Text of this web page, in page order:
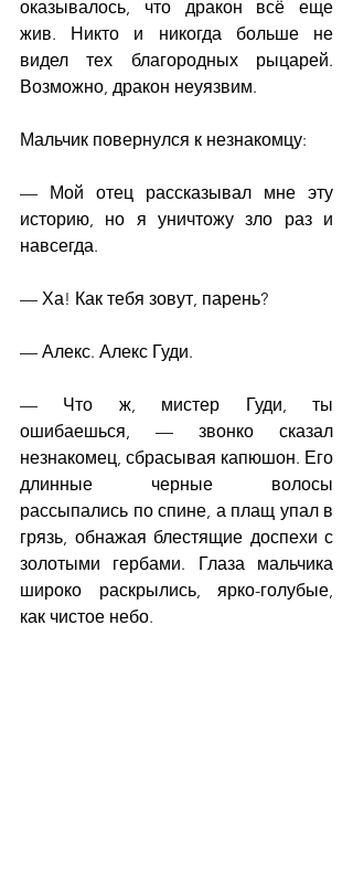
оказывалось, что дракон всё еще
жив. Никто и никогда больше не
видел тех благородных рыцарей.
Возможно, дракон неуязвим.
Мальчик повернулся к незнакомцу:
— Мой отец рассказывал мне эту
историю, но я уничтожу зло раз и
навсегда.
— Ха! Как тебя зовут, парень?
— Алекс. Алекс Гуди.
— Что ж, мистер Гуди, ты
ошибаешься, — звонко сказал
незнакомец, сбрасывая капюшон. Его
длинные черные волосы
рассыпались по спине, а плащ упал в
грязь, обнажая блестящие доспехи с
золотыми гербами. Глаза мальчика
широко раскрылись, ярко-голубые,
как чистое небо.